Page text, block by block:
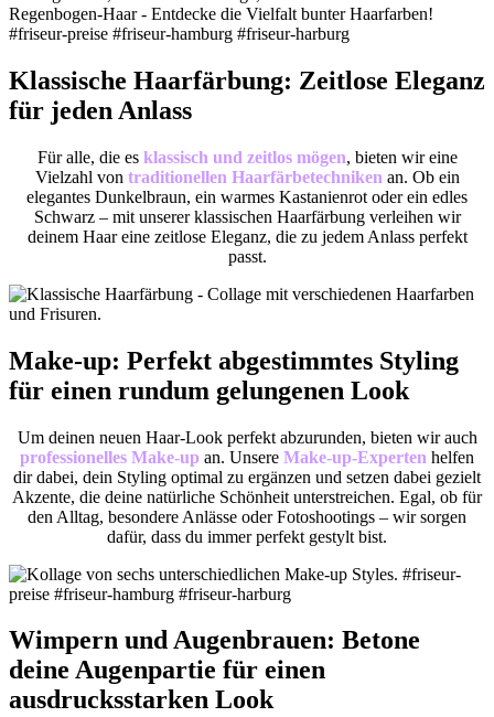
Klassische Haarfärbung: Zeitlose Eleganz
für jeden Anlass
Für alle, die es klassisch und zeitlos mögen, bieten wir eine
Vielzahl von traditionellen Haarfärbetechniken an. Ob ein
elegantes Dunkelbraun, ein warmes Kastanienrot oder ein edles
Schwarz – mit unserer klassischen Haarfärbung verleihen wir
deinem Haar eine zeitlose Eleganz, die zu jedem Anlass perfekt
passt.
Make-up: Perfekt abgestimmtes Styling
für einen rundum gelungenen Look
Um deinen neuen Haar-Look perfekt abzurunden, bieten wir auch
professionelles Make-up an. Unsere Make-up-Experten helfen
dir dabei, dein Styling optimal zu ergänzen und setzen dabei gezielt
Akzente, die deine natürliche Schönheit unterstreichen. Egal, ob für
den Alltag, besondere Anlässe oder Fotoshootings – wir sorgen
dafür, dass du immer perfekt gestylt bist.
Wimpern und Augenbrauen: Betone
deine Augenpartie für einen
ausdrucksstarken Look